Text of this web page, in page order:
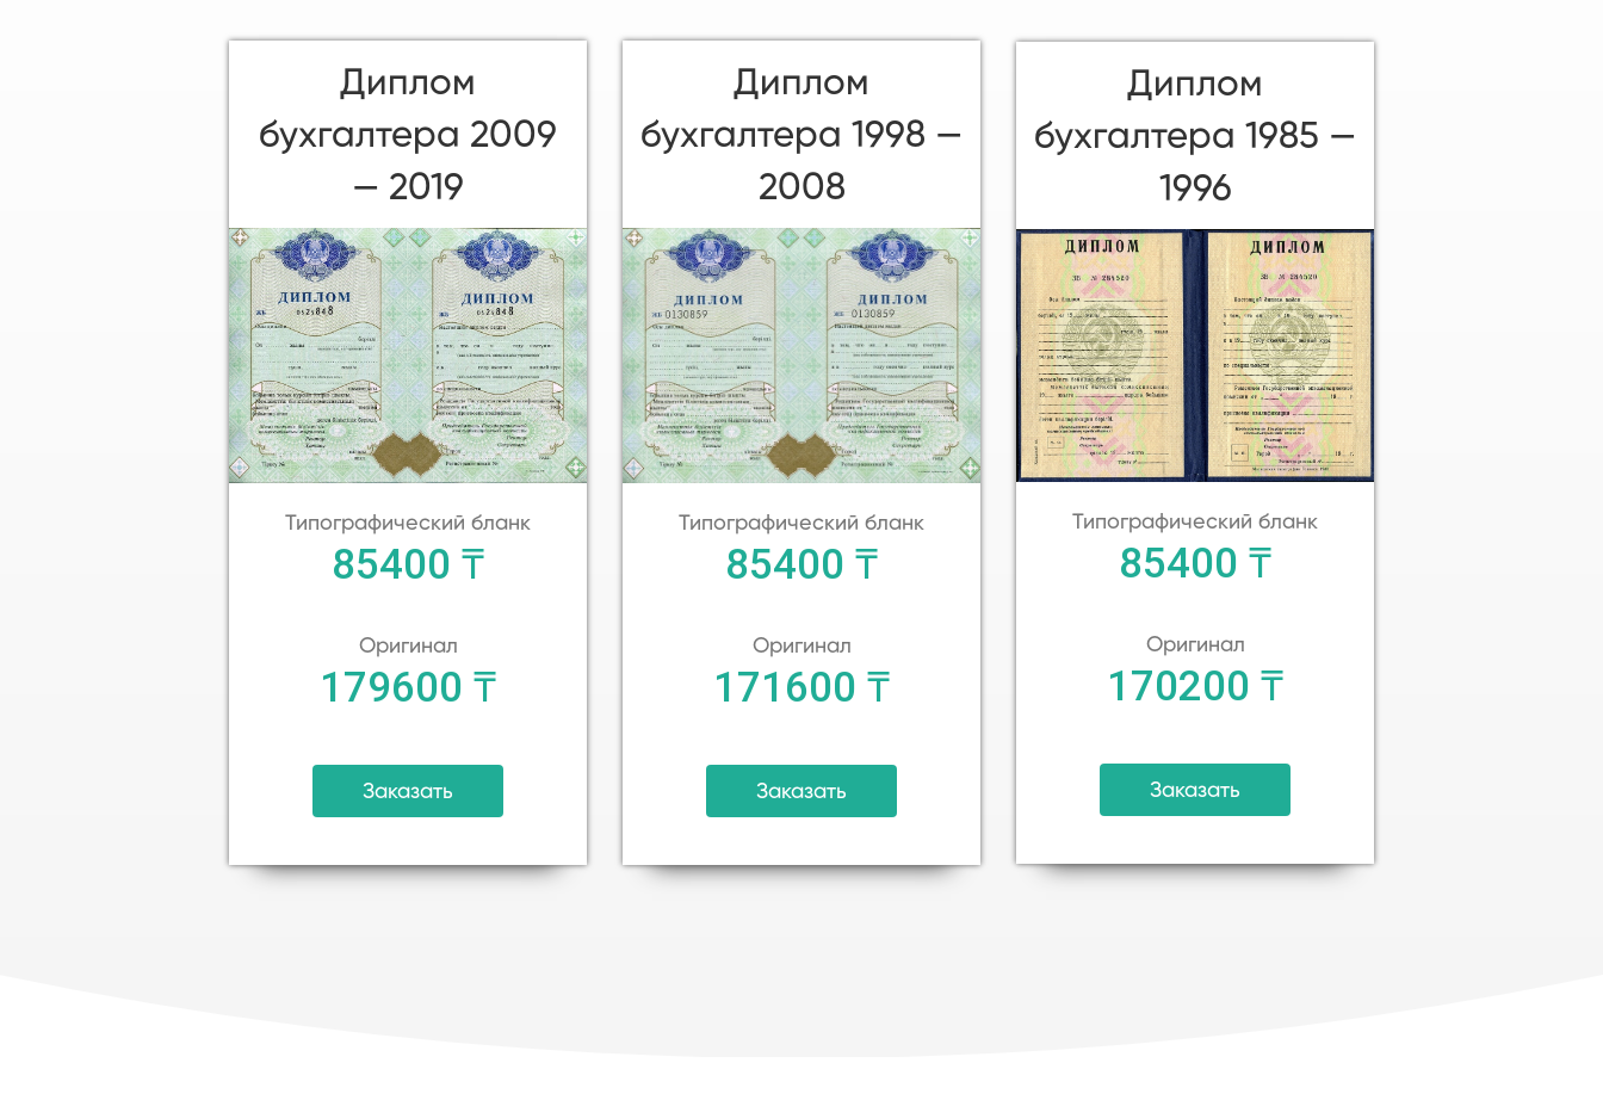
Диплом
бухгалтера 2009
— 2019
Типографический бланк
85400 ₸
Оригинал
179600 ₸
Заказать
Диплом
бухгалтера 1998 —
2008
Типографический бланк
85400 ₸
Оригинал
171600 ₸
Заказать
Диплом
бухгалтера 1985 —
1996
Типографический бланк
85400 ₸
Оригинал
170200 ₸
Заказать